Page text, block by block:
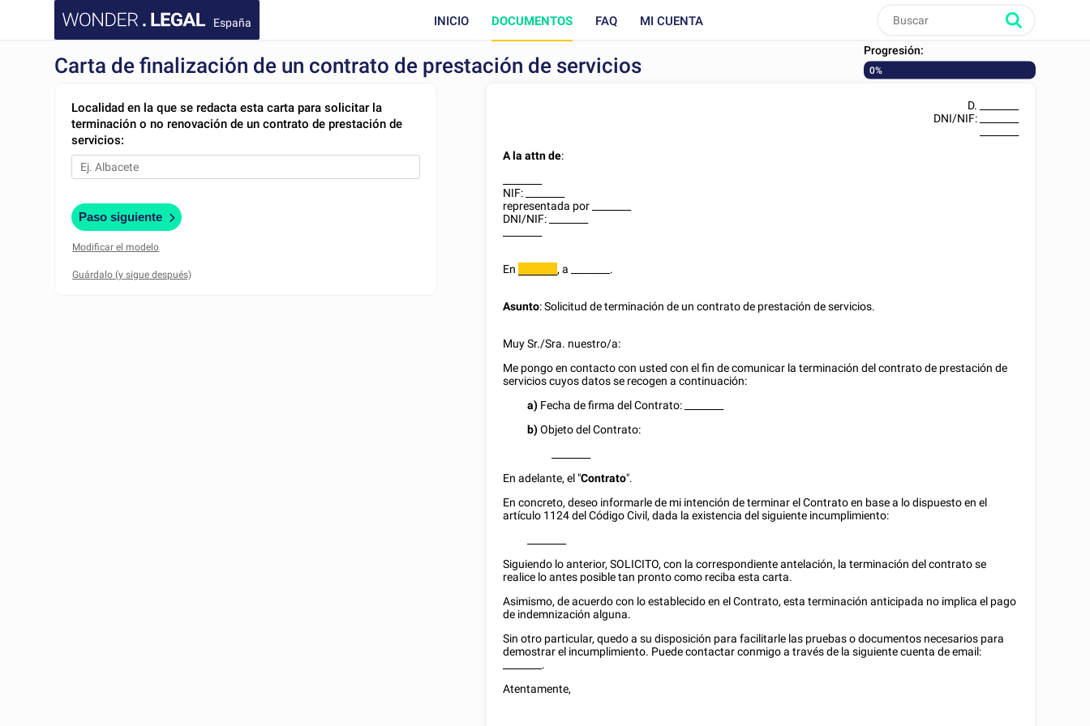
España INICIO DOCUMENTOS FAQ MI CUENTA
Carta de finalización de un contrato de prestación de servicios
Progresión:
0%
Localidad en la que se redacta esta carta para solicitar la
terminación o no renovación de un contrato de prestación de
servicios:
Paso siguiente
Modificar el modelo
D.
DNI/NIF:
A la attn de:
NIF:
representada por
DNI/NIF:
En ________, a .
Asunto: Solicitud de terminación de un contrato de prestación de servicios.
Muy Sr./Sra. nuestro/a:
Me pongo en contacto con usted con el fin de comunicar la terminación del contrato de prestación de
servicios cuyos datos se recogen a continuación:
a) Fecha de firma del Contrato:
b)Objeto del Contrato:
En adelante, el "Contrato".
En concreto, deseo informarle de mi intención de terminar el Contrato en base a lo dispuesto en el
artículo 1124 del Código Civil, dada la existencia del siguiente incumplimiento:
Siguiendo lo anterior, SOLICITO, con la correspondiente antelación, la terminación del contrato se
realice lo antes posible tan pronto como reciba esta carta.
Asimismo, de acuerdo con lo establecido en el Contrato, esta terminación anticipada no implica el pago
de indemnización alguna.
Sin otro particular, quedo a su disposición para facilitarle las pruebas o documentos necesarios para
demostrar el incumplimiento. Puede contactar conmigo a través de la siguiente cuenta de email:
.
Atentamente,